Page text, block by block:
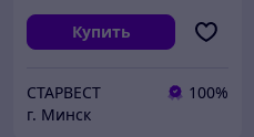
Купить
СТАРВЕСТ
100%
г. Минск